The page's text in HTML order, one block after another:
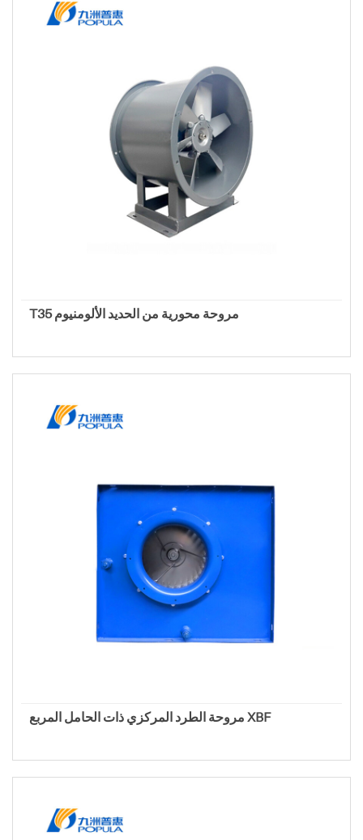
T35 مروحة محورية من الحديد الألومنيوم
مروحة الطرد المركزي ذات الحامل المربع XBF